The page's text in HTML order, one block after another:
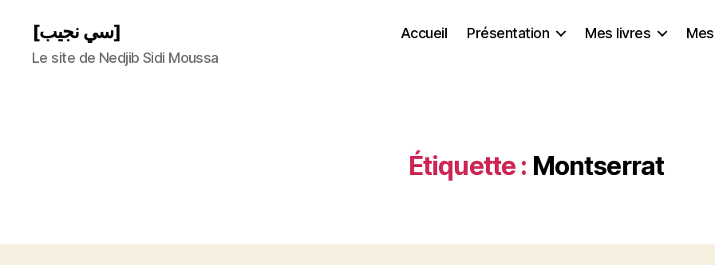
[سي نجيب]
Le site de Nedjib Sidi Moussa
Accueil Présentation Mes livres
Étiquette : Montserrat